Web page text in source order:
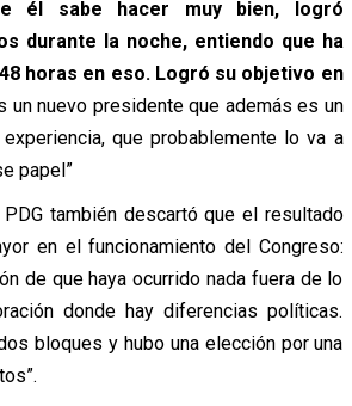
él sabe hacer muy bien, logró
durante la noche, entiendo que ha
horas en eso. Logró su objetivo en
un nuevo presidente que además es un
que probablemente lo va a
papel”
PDG también descartó que el resultado
en el funcionamiento del Congreso:
de que haya ocurrido nada fuera de lo
donde hay diferencias políticas.
bloques y hubo una elección por una